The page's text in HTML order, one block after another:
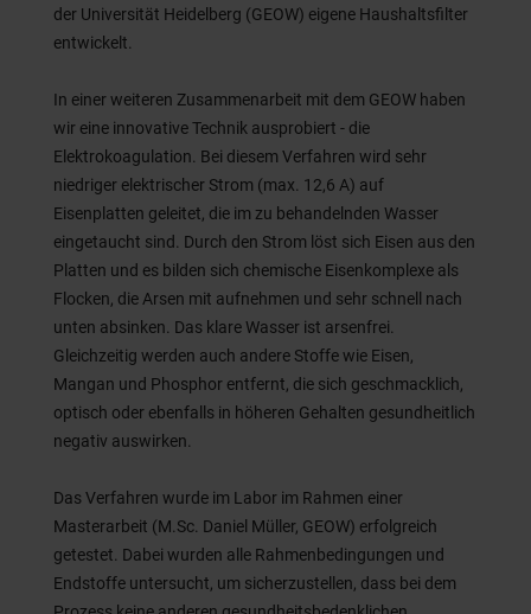
der Universität Heidelberg (GEOW) eigene Haushaltsfilter
entwickelt.
In einer weiteren Zusammenarbeit mit dem GEOW haben
wir eine innovative Technik ausprobiert - die
Elektrokoagulation. Bei diesem Verfahren wird sehr
niedriger elektrischer Strom (max. 12,6 A) auf
Eisenplatten geleitet, die im zu behandelnden Wasser
eingetaucht sind. Durch den Strom löst sich Eisen aus den
Platten und es bilden sich chemische Eisenkomplexe als
Flocken, die Arsen mit aufnehmen und sehr schnell nach
unten absinken. Das klare Wasser ist arsenfrei.
Gleichzeitig werden auch andere Stoffe wie Eisen,
Mangan und Phosphor entfernt, die sich geschmacklich,
optisch oder ebenfalls in höheren Gehalten gesundheitlich
negativ auswirken.
Das Verfahren wurde im Labor im Rahmen einer
Masterarbeit (M.Sc. Daniel Müller, GEOW) erfolgreich
getestet. Dabei wurden alle Rahmenbedingungen und
Endstoffe untersucht, um sicherzustellen, dass bei dem